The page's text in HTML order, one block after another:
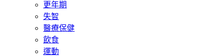
更年期
失智
醫療保健
飲食
運動